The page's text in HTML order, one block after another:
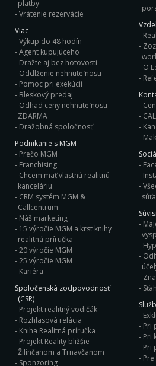
platby
Vrátenie rezervácie
Viac
Výkup do 48 hodín
Agent kupujúceho
Dražte aj bez hotovosti
Oddlženie nehnuteľnosti
Pomoc pri exekúcii
Bleskový predaj
Odhad ceny nehnuteľnosti
ZDARMA
Dražobná spoločnosť
Podnikanie s MGM
Prečo MGM
Franchising
Chcem mať vlastnú realitnú
kanceláriu
CRM systém MGM &
Callcentrum
Náš marketing
15 výročie MGM a krst knihy
realitná príručka
20 výročie MGM
25 výročie MGM
Kariéra
Spoločenská zodpovodnosť
(CSR)
Projekt realitný vodičák
Rozhlasová relácia
Kniha Realitná príručka
Projekt Reality bližšie
Žilinčanom a Trnavčanom
Sponzoring
O
Pri
Pri
Pri